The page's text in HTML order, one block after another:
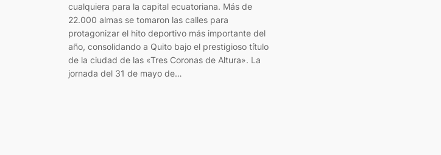
cualquiera para la capital ecuatoriana. Más de
22.000 almas se tomaron las calles para
protagonizar el hito deportivo más importante del
año, consolidando a Quito bajo el prestigioso título
de la ciudad de las «Tres Coronas de Altura». La
jornada del 31 de mayo de…